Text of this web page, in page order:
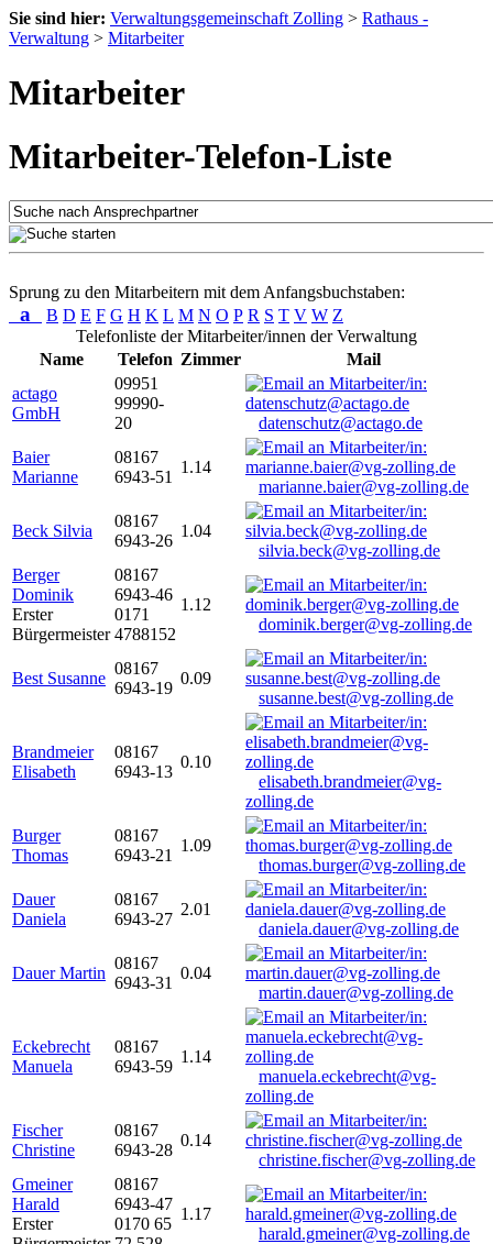
Sie sind hier: Verwaltungsgemeinschaft Zolling > Rathaus -
Verwaltung > Mitarbeiter
Mitarbeiter
Mitarbeiter-Telefon-Liste
Sprung zu den Mitarbeitern mit dem Anfangsbuchstaben:
a B D E F G H K L M N O P R S T V W Z
Telefonliste der Mitarbeiter/innen der Verwaltung
Name
Telefon Zimmer
Mail
actago
GmbH
09951
99990-
20
datenschutz@actago.de
Baier
Marianne
08167
6943-51
1.14
marianne.baier@vg-zolling.de
Beck Silvia
08167
6943-26
1.04
silvia.beck@vg-zolling.de
Berger
Dominik
Erster
Bürgermeister
08167
6943-46
0171
4788152
1.12
dominik.berger@vg-zolling.de
Best Susanne
08167
6943-19
0.09
susanne.best@vg-zolling.de
Brandmeier
Elisabeth
08167
6943-13
0.10
elisabeth.brandmeier@vg-
zolling.de
Burger
Thomas
08167
6943-21
1.09
thomas.burger@vg-zolling.de
Dauer
Daniela
08167
6943-27
2.01
daniela.dauer@vg-zolling.de
Dauer Martin
08167
6943-31
0.04
martin.dauer@vg-zolling.de
Eckebrecht
Manuela
08167
6943-59
1.14
manuela.eckebrecht@vg-
zolling.de
Fischer
Christine
08167
6943-28
0.14
christine.fischer@vg-zolling.de
Gmeiner
Harald
Erster
08167
6943-47
0170 65
1.17
harald.gmeiner@vg-zolling.de